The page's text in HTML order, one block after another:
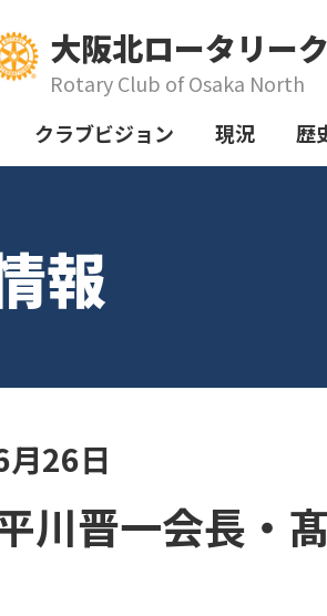
大阪北ロータリー
Rotary Club of Osaka North
クラブビジョン 現況 歴
報
26日
川晋一会長・